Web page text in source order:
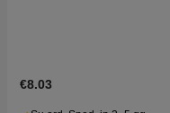
€8.03